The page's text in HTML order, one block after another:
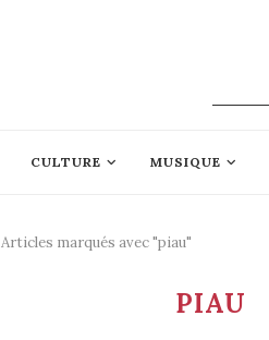
CULTURE MUSIQUE
Articles marqués avec "piau"
PIAU